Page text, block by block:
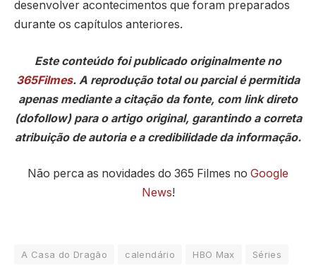
desenvolver acontecimentos que foram preparados
durante os capítulos anteriores.
Este conteúdo foi publicado originalmente no
365Filmes. A reprodução total ou parcial é permitida
apenas mediante a citação da fonte, com link direto
(dofollow) para o artigo original, garantindo a correta
atribuição de autoria e a credibilidade da informação.
Não perca as novidades do 365 Filmes no Google
News!
A Casa do Dragão calendário HBO Max
Séries